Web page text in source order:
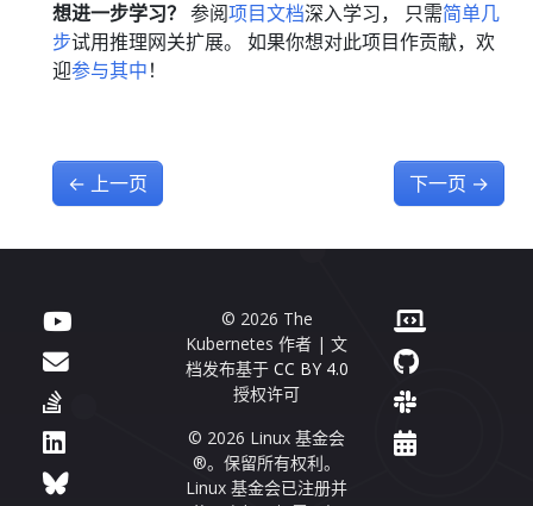
想进一步学习？ 参阅项目文档深入学习， 只需简单几
步试用推理网关扩展。 如果你想对此项目作贡献，欢
迎参与其中！
← 上一页 下一页 →
© 2026 The
Kubernetes 作者 | 文
档发布基于 CC BY 4.0
授权许可
© 2026 Linux 基金会
®。保留所有权利。
Linux 基金会已注册并